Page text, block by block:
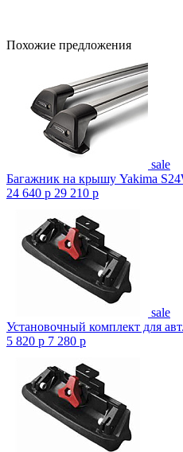
Похожие предложения
sale
Багажник на крышу Yakima
24 640 p 29 210 p
sale
Установочный комплект для
5 820 p 7 280 p